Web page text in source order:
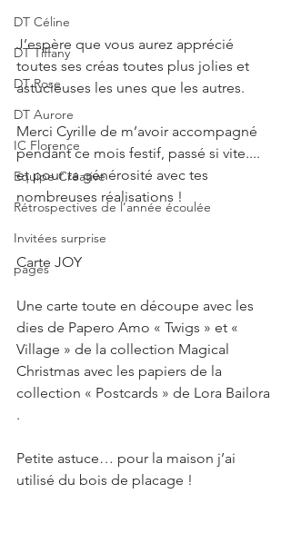
DT Céline
DT Tiffany
DT Rose
DT Aurore
IC Florence
Equipe Créative
Rétrospectives de l’année écoulée
Invitées surprise
pages
J’espère que vous aurez apprécié
toutes ses créas toutes plus jolies et
astucieuses les unes que les autres.
Merci Cyrille de m’avoir accompagné
pendant ce mois festif, passé si vite....
et pour ta générosité avec tes
nombreuses réalisations !
Carte JOY
Une carte toute en découpe avec les
dies de Papero Amo « Twigs » et «
Village » de la collection Magical
Christmas avec les papiers de la
collection « Postcards » de Lora Bailora
.
Petite astuce… pour la maison j’ai
utilisé du bois de placage !